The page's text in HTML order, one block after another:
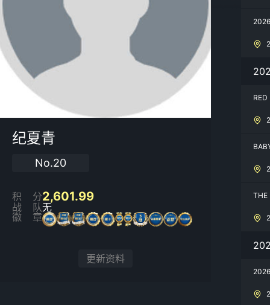
纪夏青
No.20
积分2,601.99
战队无
徽章
更新资料
THE